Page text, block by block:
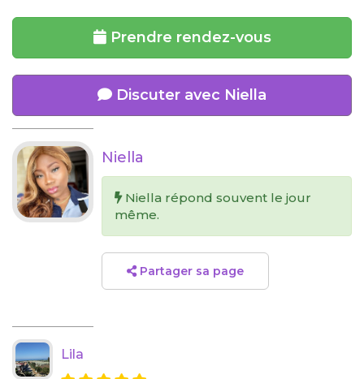
Prendre rendez-vous
Discuter avec Niella
Niella
Niella répond souvent le jour
même.
Partager sa page
Lila